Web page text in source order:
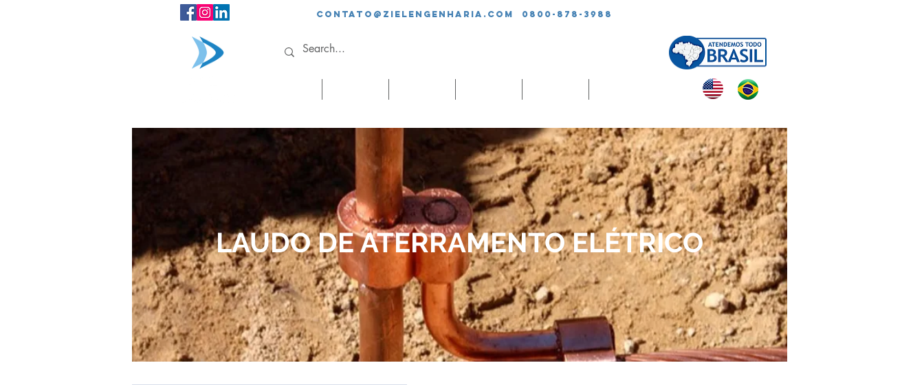
contato@zielengenharia.com 0800-878-3988
LAUDO DE ATERRAMENTO ELÉTRICO